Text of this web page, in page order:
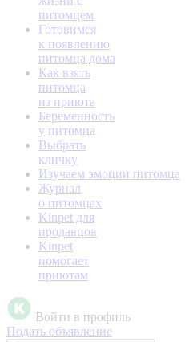
питомцем
Готовимся
к появлению
питомца дома
Как взять
питомца
из приюта
Беременность
у питомца
Выбрать
кличку
Изучаем эмоции питомца
Журнал
о питомцах
Kinpet для
продавцов
Kinpet
помогает
приютам
Войти в профиль
Подать объявление